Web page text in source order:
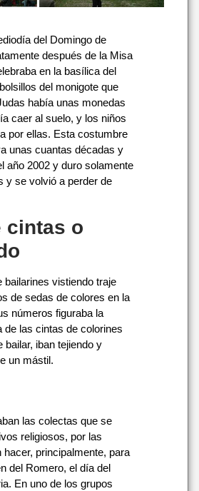
del Domingo de
después de la Misa
en la basílica del
del monigote que
había unas monedas
caer al suelo, y los niños
por ellas. Esta costumbre
unas cuantas décadas y
año 2002 y duro solamente
y se volvió a perder de
cintas o
bailarines vistiendo traje
de sedas de colores en la
números figuraba la
de las cintas de colorines
bailar, iban tejiendo y
un mástil.
las colectas que se
religiosos, por las
principalmente, para
del Romero, el día del
En uno de los grupos